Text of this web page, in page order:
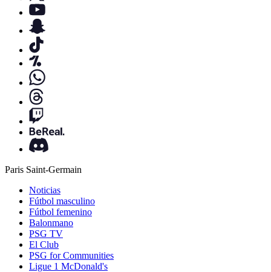
Paris Saint-Germain
Noticias
Fútbol masculino
Fútbol femenino
Balonmano
PSG TV
El Club
PSG for Communities
Ligue 1 McDonald's